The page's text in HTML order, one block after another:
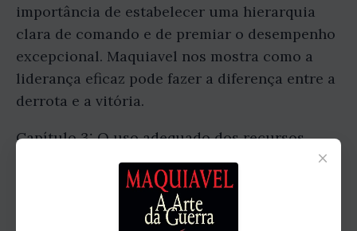
importância de estabelecer uma hierarquia
clara de comando e de premiar o desempenho
excepcional. Maquiavel nos mostra como a
liderança eficaz pode fazer a diferença entre a
derrota e a vitória.
Capítulo 3: O uso adequado dos recursos
No terceiro capítulo, Maquiavel discute o uso
adequado dos recursos na guerra. Ele
argumenta que é essencial utilizar seus
×